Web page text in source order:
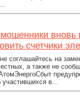
вновь
счетчики
соглашайтесь на
а также не
участившихся в...